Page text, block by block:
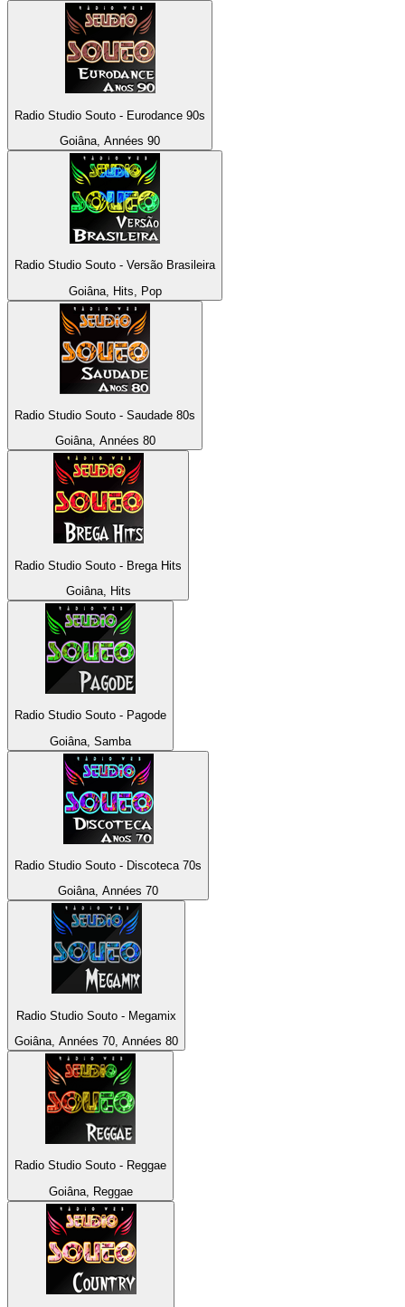
Radio Studio Souto - Eurodance 90s
Goiâna, Années 90
Radio Studio Souto - Versão Brasileira
Goiâna, Hits, Pop
Radio Studio Souto - Saudade 80s
Goiâna, Années 80
Radio Studio Souto - Brega Hits
Goiâna, Hits
Radio Studio Souto - Pagode
Goiâna, Samba
Radio Studio Souto - Discoteca 70s
Goiâna, Années 70
Radio Studio Souto - Megamix
Goiâna, Années 70, Années 80
Radio Studio Souto - Reggae
Goiâna, Reggae